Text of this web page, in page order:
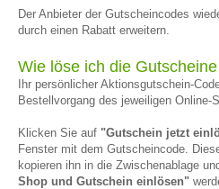
Der Anbieter der Gutscheincodes
durch einen Rabatt erweitern.
Wie löse ich die
Ihr persönlicher Aktionsgutschein-
Bestellvorgang des jeweiligen Online-
Klicken Sie auf "Gutschein jetzt
Fenster mit dem Gutscheincode.
kopieren ihn in die Zwischenablage
Shop und Gutschein einlösen"